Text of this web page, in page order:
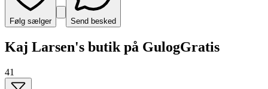
Følg sælger Send besked
Kaj Larsen's butik på GulogGratis
41